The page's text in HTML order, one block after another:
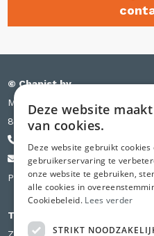
© Chapist bv
Meensesteenweg 385 bus S03
8501 Kortrijk
info@chapist.be
Partner van Knauf, Weber,
Tweede vestiging
Deze website
van cookies.
Deze website gebruikt cookies
gebruikerservaring te
onze website te gebruiken,
alle cookies in
Cookiebeleid. Lees verder
STRIKT